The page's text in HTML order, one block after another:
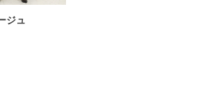
ジュ